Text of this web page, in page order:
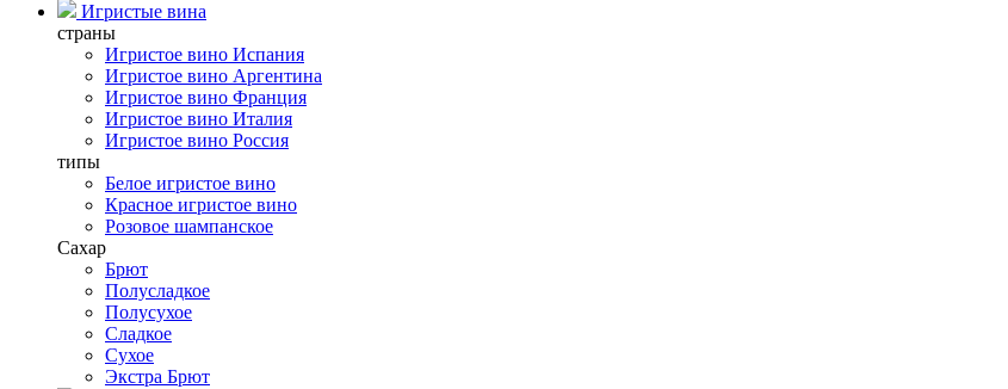
Игристые вина
страны
Игристое вино Испания
Игристое вино Аргентина
Игристое вино Франция
Игристое вино Италия
Игристое вино Россия
типы
Белое игристое вино
Красное игристое вино
Розовое шампанское
Сахар
Брют
Полусладкое
Полусухое
Сладкое
Сухое
Экстра Брют